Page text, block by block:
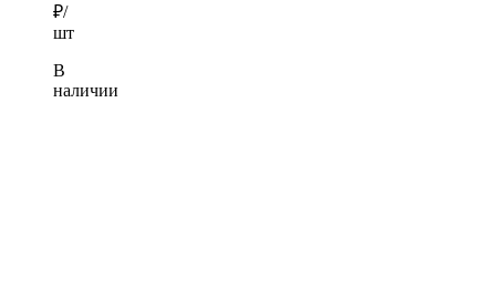
₽/
шт
В
наличии